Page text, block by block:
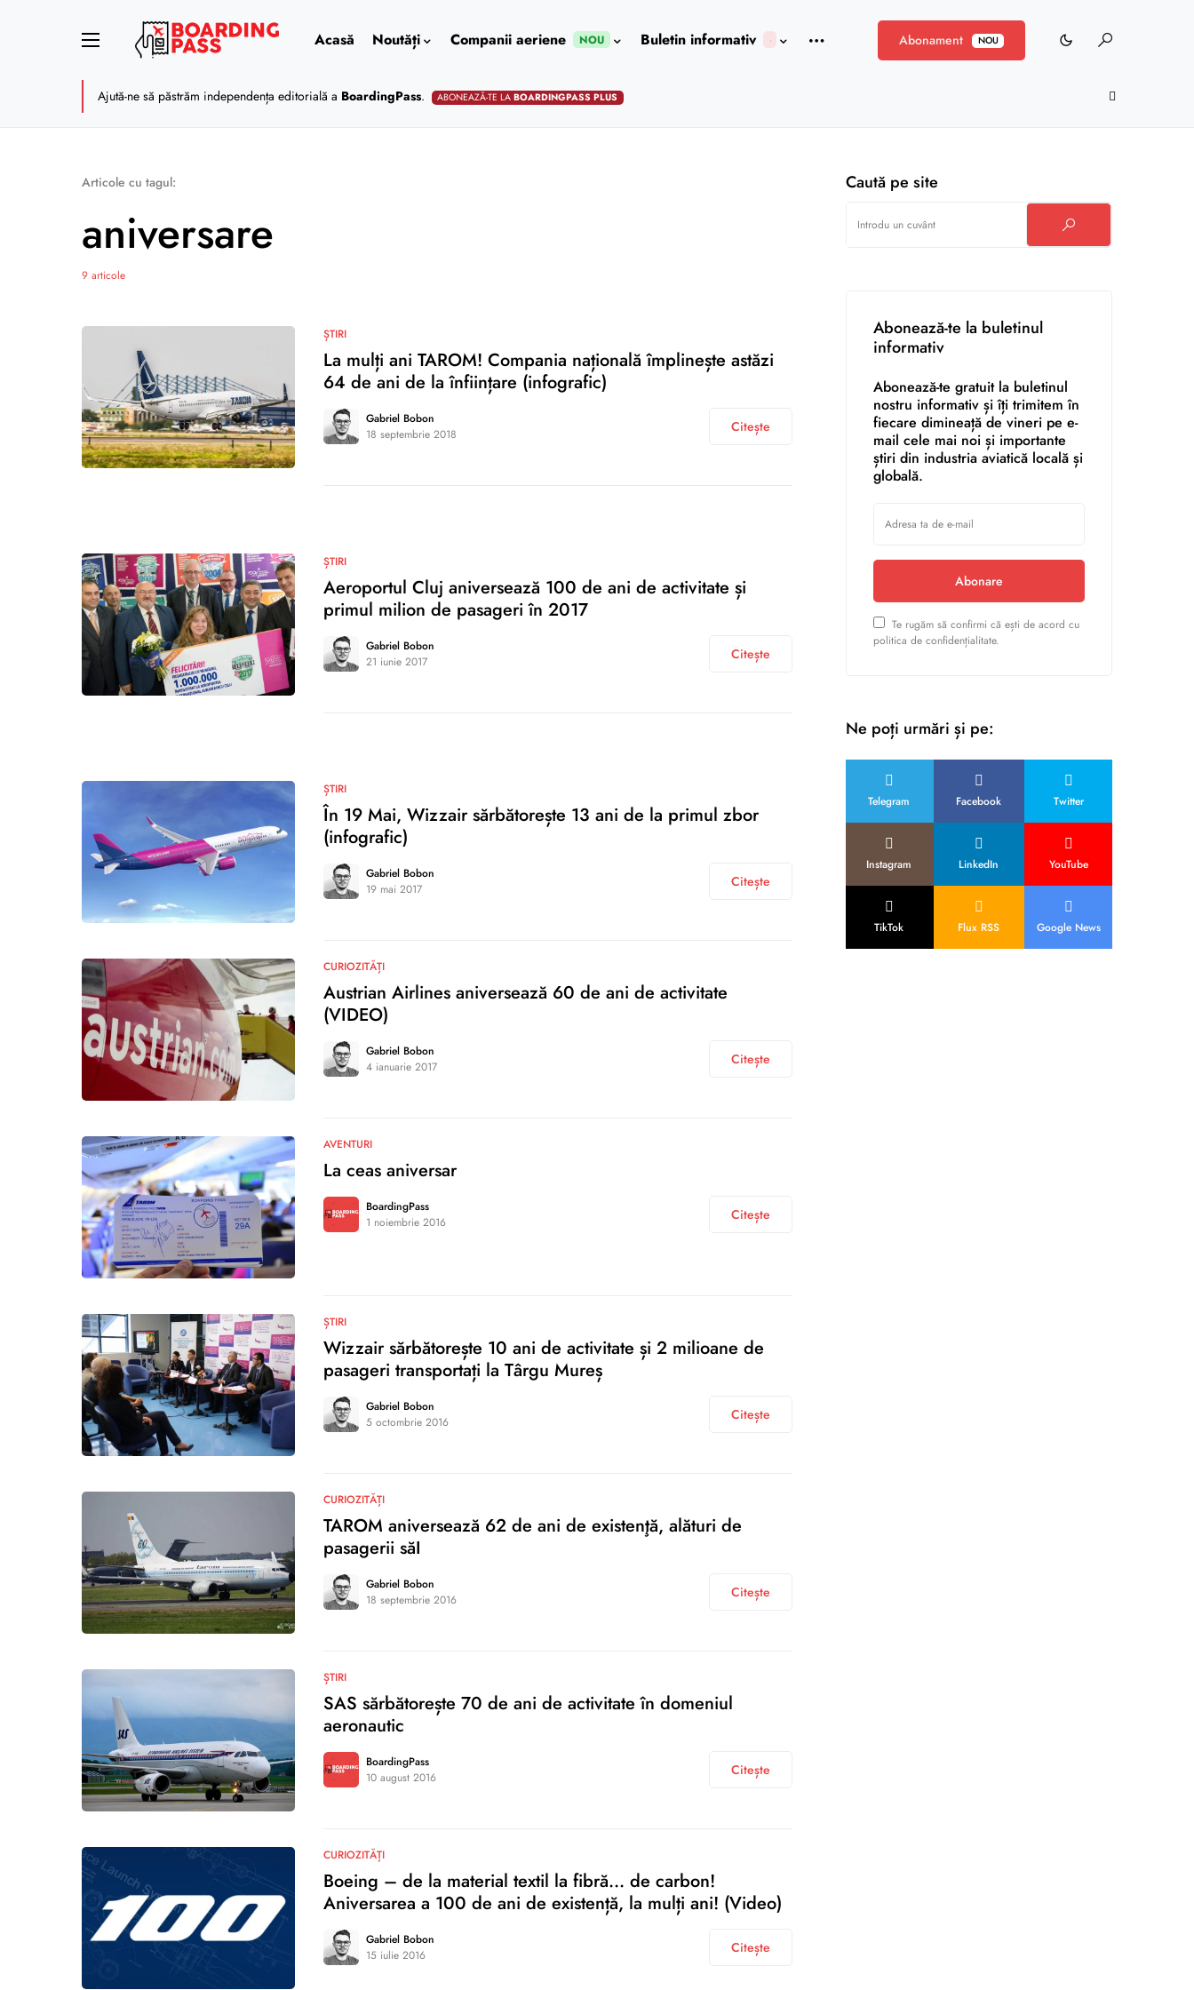
Acasă Noutăți Companii aeriene NOU Buletin informativ Abonament NOU
Ajută-ne să păstrăm independența editorială a BoardingPass. ABONEAZĂ-TE LABOARDINGPASS PLUS
Articole cu tagul:
aniversare
9 articole
ȘTIRI
La mulți ani TAROM! Compania națională împlinește astăzi
64 de ani de la înființare (infografic)
Gabriel Bobon
18 septembrie 2018
Citește
ȘTIRI
Aeroportul Cluj aniversează 100 de ani de activitate și
primul milion de pasageri în 2017
Gabriel Bobon
21 iunie 2017
Citește
ȘTIRI
În 19 Mai, Wizzair sărbătorește 13 ani de la primul zbor
(infografic)
Gabriel Bobon
19 mai 2017
Citește
CURIOZITĂȚI
Austrian Airlines aniversează 60 de ani de activitate
(VIDEO)
Gabriel Bobon
4 ianuarie 2017
Citește
AVENTURI
La ceas aniversar
BoardingPass
1 noiembrie 2016
Citește
ȘTIRI
Wizzair sărbătorește 10 ani de activitate și 2 milioane de
pasageri transportați la Târgu Mureș
Gabriel Bobon
5 octombrie 2016
Citește
CURIOZITĂȚI
TAROM aniversează 62 de ani de existenţă, alături de
pasagerii săI
Gabriel Bobon
18 septembrie 2016
Citește
ȘTIRI
SAS sărbătorește 70 de ani de activitate în domeniul
aeronautic
BoardingPass
10 august 2016
Citește
CURIOZITĂȚI
Boeing – de la material textil la fibră… de carbon!
Aniversarea a 100 de ani de existență, la mulți ani! (Video)
Gabriel Bobon
15 iulie 2016
Citește
Caută pe site
Abonează-te la buletinul
informativ
Abonează-te gratuit la buletinul
nostru informativ și îți trimitem în
fiecare dimineață de vineri pe e-
mail cele mai noi și importante
știri din industria aviatică locală și
globală.
Abonare
Te rugăm să confirmi că ești de acord cu
politica de confidențialitate.
Ne poți urmări și pe:
Telegram Facebook Twitter
Instagram LinkedIn YouTube
TikTok Flux RSS Google News